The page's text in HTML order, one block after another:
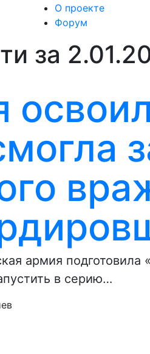
О проекте
Форум
за
армия
в серию…